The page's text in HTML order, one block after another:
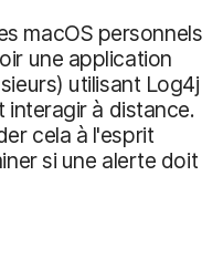
macOS personnels
une application
utilisant Log4j
interagir à distance.
cela à l'esprit
si une alerte doit